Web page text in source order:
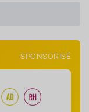
SPONSORISÉ